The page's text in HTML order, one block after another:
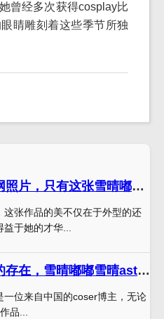
曾经多次获得cosplay比
睛雕刻着这些季节所独
看遍全网照片，只有这张雪晴嘟嘟嘟的原图才够美
这张作品的美不仅在于外型的还
益于她的才华...
女神般的存在，雪晴嘟嘟雪晴astra用原图打造完美造型
一位来自中国的coser博主，无论
品...